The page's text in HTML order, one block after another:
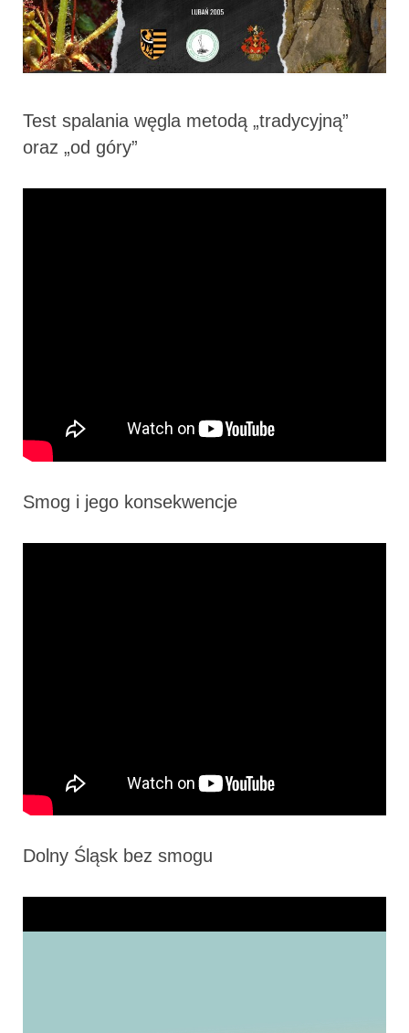
Test spalania węgla metodą „tradycyjną”
oraz „od góry”
Smog i jego konsekwencje
Dolny Śląsk bez smogu